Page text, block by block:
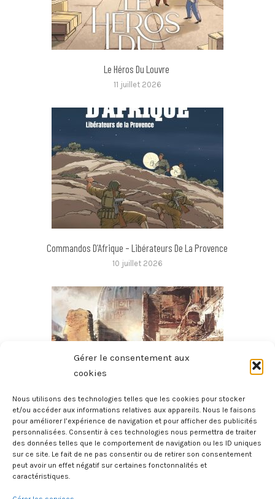
Gérer le consentement aux
cookies
Nous utilisons des technologies telles que les cookies pour stocker
et/ou accéder aux informations relatives aux appareils. Nous le faisons
pour améliorer l’expérience de navigation et pour afficher des publicités
personnalisées. Consentir à ces technologies nous permettra de traiter
des données telles que le comportement de navigation ou les ID uniques
sur ce site. Le fait de ne pas consentir ou de retirer son consentement
peut avoir un effet négatif sur certaines fonctonnalités et
caractéristiques.
Le Héros Du Louvre
11 juillet 2026
Commandos D’Afrique – Libérateurs De La Provence
10 juillet 2026
Pie XII – Tome 2 – Face Au Nazisme 2/2
5 juillet 2026